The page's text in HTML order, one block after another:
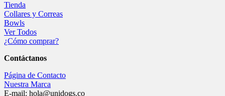
Tienda
Collares y Correas
Bowls
Ver Todos
¿Cómo comprar?
Contáctanos
Página de Contacto
Nuestra Marca
E-mail: hola@unidogs.co